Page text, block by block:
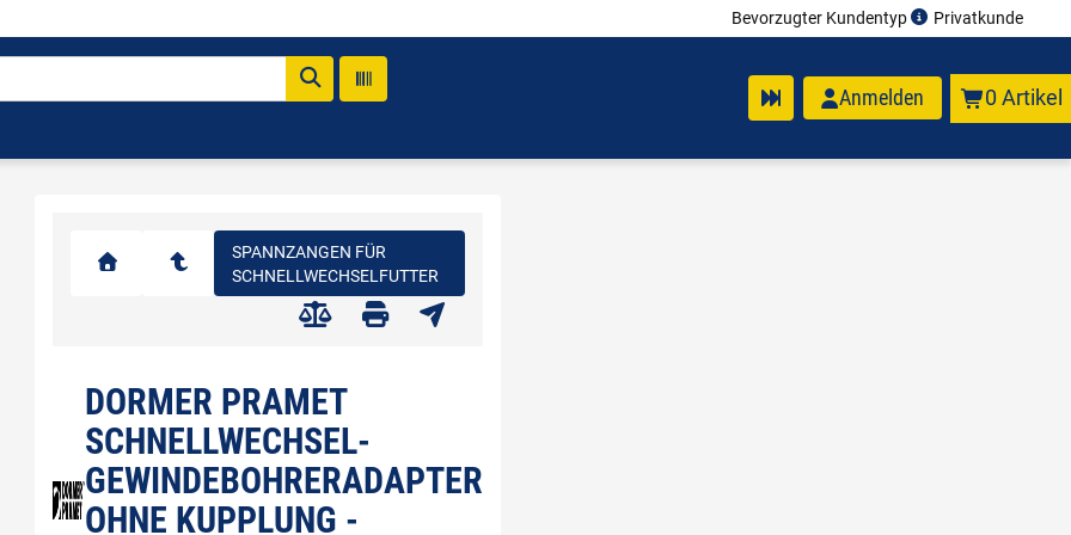
Bevorzugter Kundentyp Privatkunde
Anmelden 0 Artikel
SPANNZANGEN FÜR
SCHNELLWECHSELFUTTER
DORMER PRAMET
SCHNELLWECHSEL-
GEWINDEBOHRERADAPTER
OHNE KUPPLUNG -